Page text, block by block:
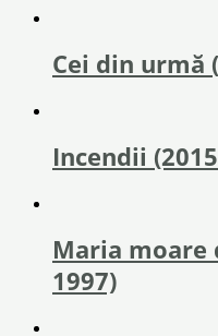
Cei din urmă
Incendii
Maria moare
1997)